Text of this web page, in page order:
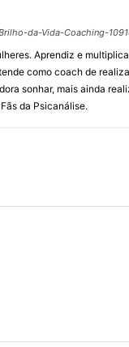
da-Vida-Coaching-
Aprendiz e
como coach de
sonhar, mais ainda
da Psicanálise.